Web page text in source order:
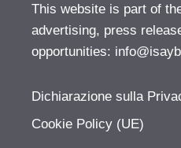
This website is part of
advertising, press
opportunities:
Dichiarazione sulla
Cookie Policy (UE)